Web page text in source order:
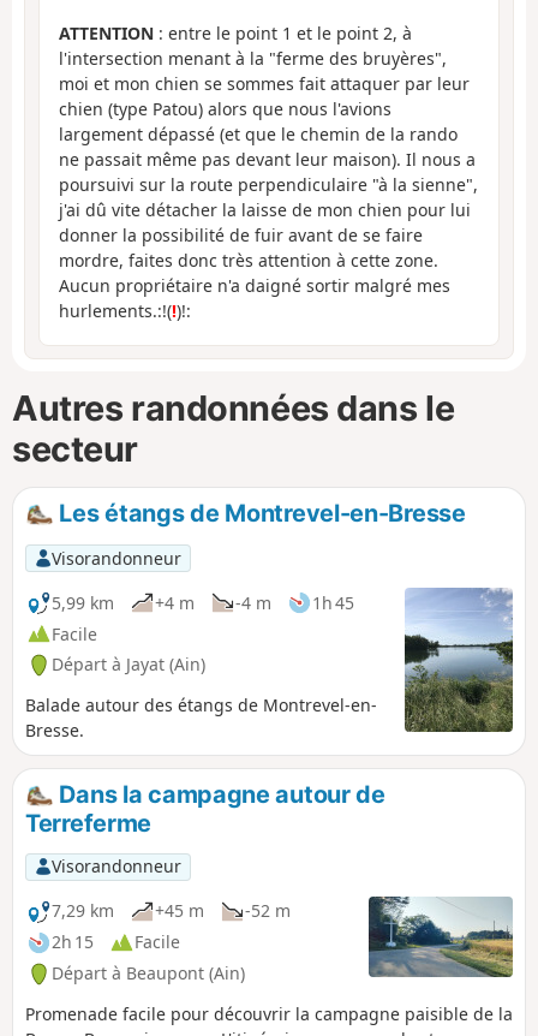
ATTENTION : entre le point 1 et le point 2, à
l'intersection menant à la "ferme des bruyères",
moi et mon chien se sommes fait attaquer par leur
chien (type Patou) alors que nous l'avions
largement dépassé (et que le chemin de la rando
ne passait même pas devant leur maison). Il nous a
poursuivi sur la route perpendiculaire "à la sienne",
j'ai dû vite détacher la laisse de mon chien pour lui
donner la possibilité de fuir avant de se faire
mordre, faites donc très attention à cette zone.
Aucun propriétaire n'a daigné sortir malgré mes
hurlements.:!(!)!:
Autres randonnées dans le
secteur
Les étangs de Montrevel-en-Bresse
Visorandonneur
5,99 km
+4 m -4 m
1h 45
Facile
Départ à Jayat (Ain)
Balade autour des étangs de Montrevel-en-
Bresse.
Dans la campagne autour de
Terreferme
Visorandonneur
7,29 km
+45 m
-52 m
2h 15
Facile
Départ à Beaupont (Ain)
Promenade facile pour découvrir la campagne paisible de la